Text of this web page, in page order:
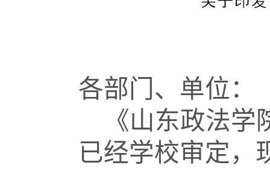
各部门、单位：
《山东政法
已经学校审定，